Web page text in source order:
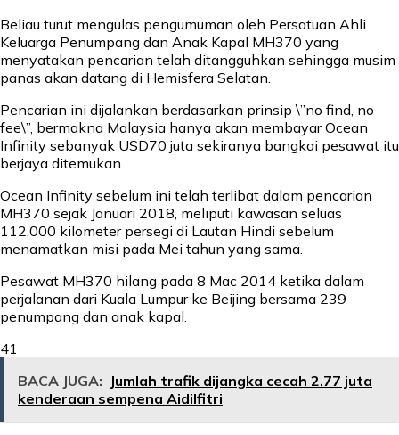
Beliau turut mengulas pengumuman oleh Persatuan Ahli
Keluarga Penumpang dan Anak Kapal MH370 yang
menyatakan pencarian telah ditangguhkan sehingga musim
panas akan datang di Hemisfera Selatan.
Pencarian ini dijalankan berdasarkan prinsip \”no find, no
fee\”, bermakna Malaysia hanya akan membayar Ocean
Infinity sebanyak USD70 juta sekiranya bangkai pesawat itu
berjaya ditemukan.
Ocean Infinity sebelum ini telah terlibat dalam pencarian
MH370 sejak Januari 2018, meliputi kawasan seluas
112,000 kilometer persegi di Lautan Hindi sebelum
menamatkan misi pada Mei tahun yang sama.
Pesawat MH370 hilang pada 8 Mac 2014 ketika dalam
perjalanan dari Kuala Lumpur ke Beijing bersama 239
penumpang dan anak kapal.
41
BACA JUGA: Jumlah trafik dijangka cecah 2.77 juta
kenderaan sempena Aidilfitri